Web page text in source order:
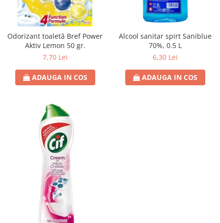
Odorizant toaletă Bref Power
Aktiv Lemon 50 gr.
7,70 Lei
ADAUGA IN COS
Alcool sanitar spirt Saniblue
70%, 0.5 L
6,30 Lei
ADAUGA IN COS